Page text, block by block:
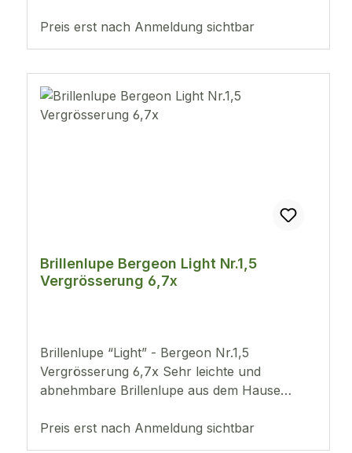
Preis erst nach Anmeldung sichtbar
Brillenlupe Bergeon Light Nr.1,5
Vergrösserung 6,7x
Brillenlupe “Light” - Bergeon Nr.1,5
Vergrösserung 6,7x Sehr leichte und
abnehmbare Brillenlupe aus dem Hause
extrem leichte Gewicht von nur 8g, lässt sich
diese sehr angenehm und lange
Preis erst nach Anmeldung sichtbar